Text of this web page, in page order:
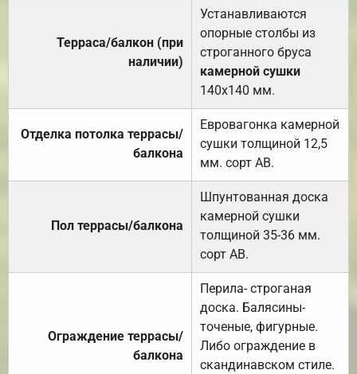
Терраса/балкон (при
наличии)
Устанавливаются
опорные столбы из
строганного бруса
камерной сушки
140х140 мм.
Отделка потолка террасы/
балкона
Евровагонка камерной
сушки толщиной 12,5
мм. сорт АВ.
Пол террасы/балкона
Шпунтованная доска
камерной сушки
толщиной 35-36 мм.
сорт АВ.
Ограждение террасы/
балкона
Перила- строганая
доска. Балясины-
точеные, фигурные.
Либо ограждение в
скандинавском стиле.